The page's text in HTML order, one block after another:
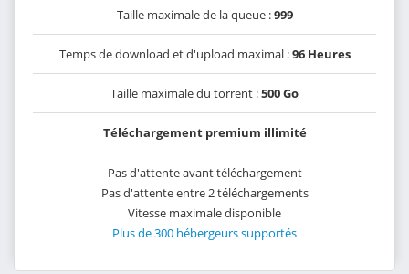
Taille maximale de la queue :999
Temps de download et d'upload maximal :96 Heures
Taille maximale du torrent :500 Go
Téléchargement premium illimité
Pas d'attente avant téléchargement
Pas d'attente entre 2 téléchargements
Vitesse maximale disponible
Plus de 300 hébergeurs supportés